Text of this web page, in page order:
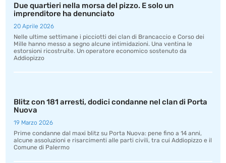
Due quartieri nella morsa del pizzo. E solo un
imprenditore ha denunciato
20 Aprile 2026
Nelle ultime settimane i picciotti dei clan di Brancaccio e Corso dei
Mille hanno messo a segno alcune intimidazioni. Una ventina le
estorsioni ricostruite. Un operatore economico sostenuto da
Addiopizzo
Blitz con 181 arresti, dodici condanne nel clan di Porta
Nuova
19 Marzo 2026
Prime condanne dal maxi blitz su Porta Nuova: pene fino a 14 anni,
alcune assoluzioni e risarcimenti alle parti civili, tra cui Addiopizzo e il
Comune di Palermo